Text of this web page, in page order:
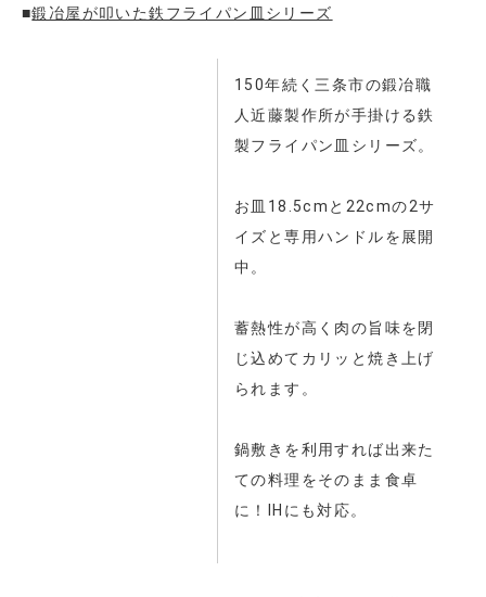
■鍛冶屋が叩いた鉄フライパン皿シリーズ
150年続く三条市の鍛冶職
人近藤製作所が手掛ける鉄
製フライパン皿シリーズ。
お皿18.5cmと22cmの2サ
イズと専用ハンドルを展開
中。
蓄熱性が高く肉の旨味を閉
じ込めてカリッと焼き上げ
られます。
鍋敷きを利用すれば出来た
ての料理をそのまま食卓
に！IHにも対応。